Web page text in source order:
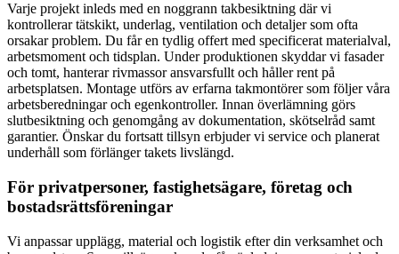
Varje projekt inleds med en noggrann takbesiktning där vi
kontrollerar tätskikt, underlag, ventilation och detaljer som ofta
orsakar problem. Du får en tydlig offert med specificerat materialval,
arbetsmoment och tidsplan. Under produktionen skyddar vi fasader
och tomt, hanterar rivmassor ansvarsfullt och håller rent på
arbetsplatsen. Montage utförs av erfarna takmontörer som följer våra
arbetsberedningar och egenkontroller. Innan överlämning görs
slutbesiktning och genomgång av dokumentation, skötselråd samt
garantier. Önskar du fortsatt tillsyn erbjuder vi service och planerat
underhåll som förlänger takets livslängd.
För privatpersoner, fastighetsägare, företag och
bostadsrättsföreningar
Vi anpassar upplägg, material och logistik efter din verksamhet och